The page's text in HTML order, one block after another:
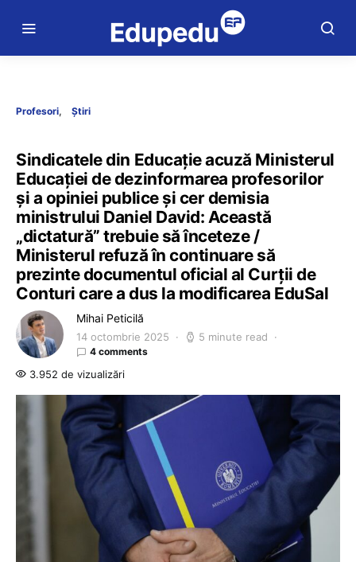
Profesori Știri
Sindicatele din Educație acuză Ministerul
Educației de dezinformarea profesorilor
și a opiniei publice și cer demisia
ministrului Daniel David: Această
„dictatură” trebuie să înceteze /
Ministerul refuză în continuare să
prezinte documentul oficial al Curții de
Conturi care a dus la modificarea EduSal
Mihai Peticilă
14 octombrie 2025 5 minute read
4 comments
3.952 de vizualizări